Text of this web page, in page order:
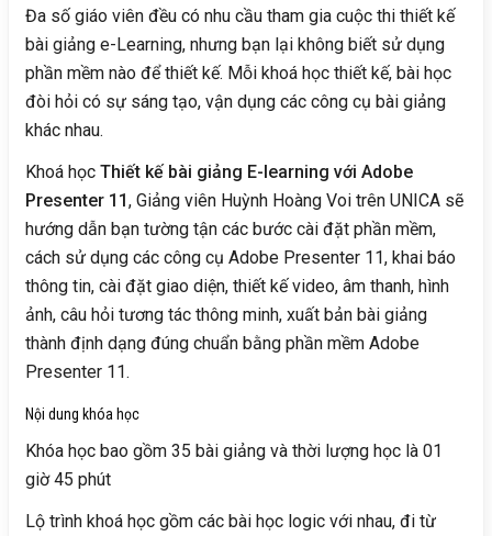
Đa số giáo viên đều có nhu cầu tham gia cuộc thi thiết kế
bài giảng e-Learning, nhưng bạn lại không biết sử dụng
phần mềm nào để thiết kế. Mỗi khoá học thiết kế, bài học
đòi hỏi có sự sáng tạo, vận dụng các công cụ bài giảng
khác nhau.
Khoá học Thiết kế bài giảng E-learning với Adobe
Presenter 11, Giảng viên Huỳnh Hoàng Voi trên UNICA sẽ
hướng dẫn bạn tường tận các bước cài đặt phần mềm,
cách sử dụng các công cụ Adobe Presenter 11, khai báo
thông tin, cài đặt giao diện, thiết kế video, âm thanh, hình
ảnh, câu hỏi tương tác thông minh, xuất bản bài giảng
thành định dạng đúng chuẩn bằng phần mềm Adobe
Presenter 11.
Nội dung khóa học
Khóa học bao gồm 35 bài giảng và thời lượng học là 01
giờ 45 phút
Lộ trình khoá học gồm các bài học logic với nhau, đi từ